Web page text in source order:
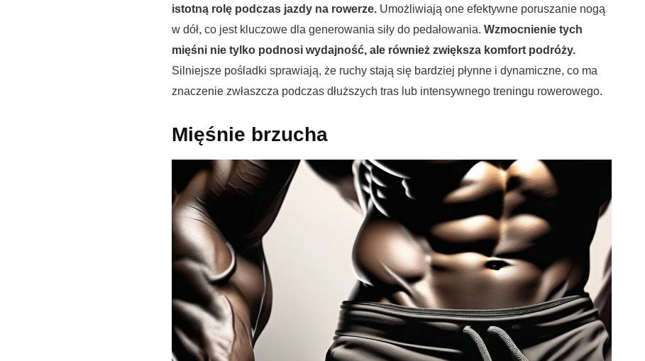
istotną rolę podczas jazdy na rowerze. Umożliwiają one efektywne poruszanie nogą
w dół, co jest kluczowe dla generowania siły do pedałowania. Wzmocnienie tych
mięśni nie tylko podnosi wydajność, ale również zwiększa komfort podróży.
Silniejsze pośladki sprawiają, że ruchy stają się bardziej płynne i dynamiczne, co ma
znaczenie zwłaszcza podczas dłuższych tras lub intensywnego treningu rowerowego.
Mięśnie brzucha